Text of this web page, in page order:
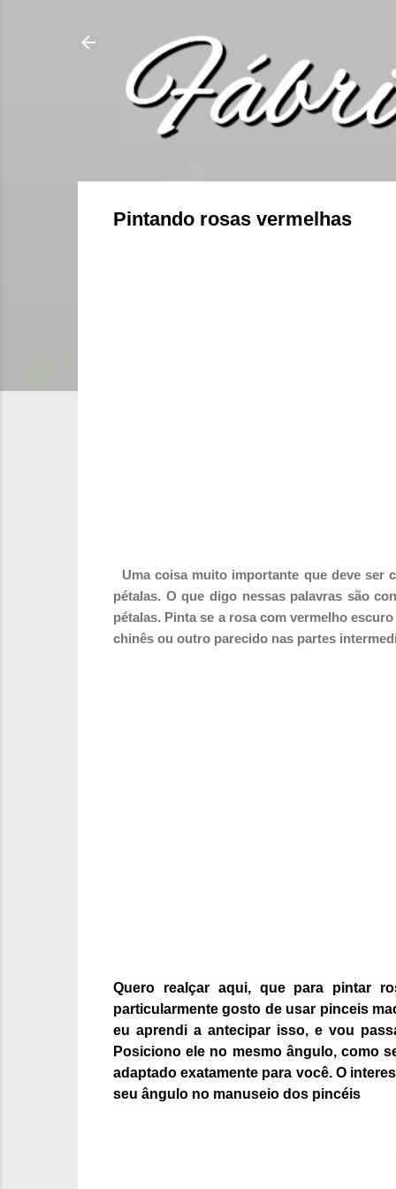
Pintando rosas vermelhas
Uma coisa muito importante que deve ser
pétalas. O que digo nessas palavras são
pétalas. Pinta se a rosa com vermelho
chinês ou outro parecido nas partes
Quero realçar aqui, que para pintar
particularmente gosto de usar pinceis
eu aprendi a antecipar isso, e vou
Posiciono ele no mesmo ângulo, como
adaptado exatamente para você. O
seu ângulo no manuseio dos pincéis